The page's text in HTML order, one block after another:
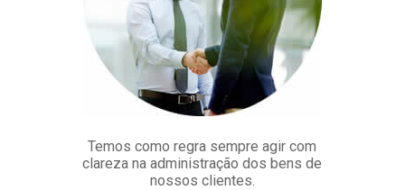
Temos como regra sempre agir com
clareza na administração dos bens de
nossos clientes.